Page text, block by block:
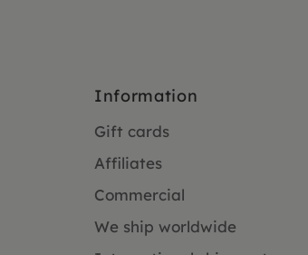
Information
Gift cards
Affiliates
Commercial
We ship worldwide